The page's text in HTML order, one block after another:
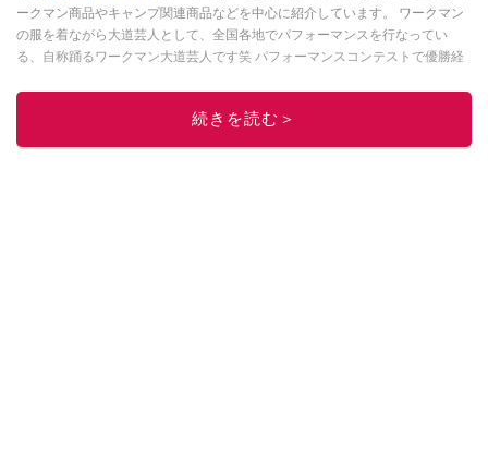
ークマン商品やキャンプ関連商品などを中心に紹介しています。 ワークマン
の服を着ながら大道芸人として、全国各地でパフォーマンスを行なってい
る、自称踊るワークマン大道芸人です笑 パフォーマンスコンテストで優勝経
いく中で、視聴者様に商品の良さを感じでもらえるような動画を作成してい
きたいと思います。大道芸人ルークはこちら から！
続きを読む＞